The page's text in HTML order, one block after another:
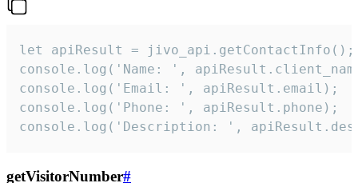
let apiResult = jivo_api.getContactInfo();
console.log('Name: ',
console.log('Email: ', apiResult.email);
console.log('Phone: ', apiResult.phone);
console.log('Description: ',
getVisitorNumber#